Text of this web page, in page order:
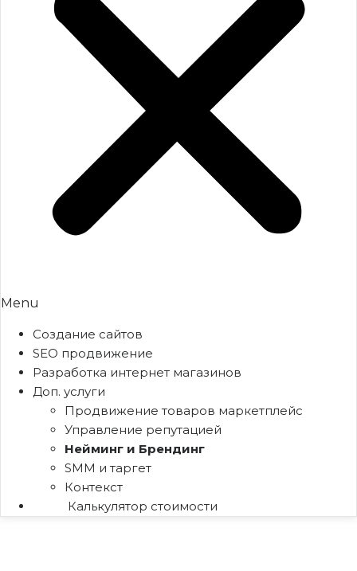
Menu
Создание сайтов
SEO продвижение
Разработка интернет магазинов
Доп. услуги
Продвижение товаров маркетплейс
Управление репутацией
Нейминг и Брендинг
SMM и таргет
Контекст
Калькулятор стоимости